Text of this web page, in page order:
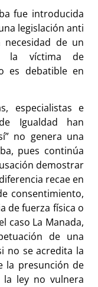
fue introducida
legislación anti
necesidad de un
la víctima de
es debatible en
especialistas e
Igualdad han
no genera una
pues continúa
demostrar
recae en
consentimiento,
de fuerza física o
caso La Manada,
de una
no se acredita la
la presunción de
ley no vulnera